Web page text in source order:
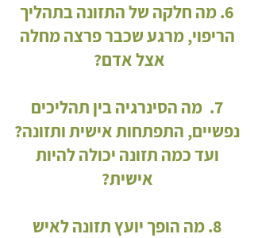
6. מה חלקה של התזונה בתהליך
הריפוי, מרגע שכבר פרצה מחלה
אצל אדם?
7. מה הסינרגיה בין תהליכים
נפשיים, התפתחות אישית ותזונה?
ועד כמה תזונה יכולה להיות
אישית?
8. מה הופך יועץ תזונה לאיש